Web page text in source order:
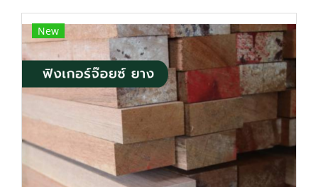
New